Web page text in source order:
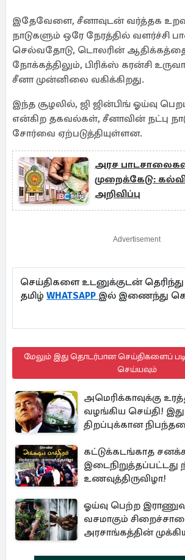
இதேவேளை, சீனாவுடன் வர்த்தக
நாடுகளும் ஒரே நேரத்தில் வளர்ச்சி
செல்வதோடு, டொலரின் ஆதிக்கத்தை
நோக்கத்திலும், பிரிக்ஸ் கரன்சி
சீனா முன்னிலை வகிக்கிறது.
இந்த சூழலில், ஜி ஜின்பிங் ஓய்வு
என்கிற தகவல்கள், சீனாவின் நட்பு
சோர்வை ஏற்படுத்தியுள்ளன.
அரச
முறைக்கேடு:
அறிவிப்பு
Advertisement
செய்திகளை உடனுக்குடன்
தமிழ் WHATSAPP இல் இணைந்து
மேலும் இது தொடர்பான செய்திகளைப்
செய்யவும்
அமெரிக்காவுக்கு
வழங்கிய செய்தி!
திறப்புக்கான
கட்டுக்கடங்காத
உணவுத்திருவிழா!
ஓய்வு பெற்ற
வசமாகும்
அரசாங்கத்தின் முக்கிய